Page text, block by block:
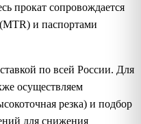
прокат сопровождается
и паспортами
по всей России. Для
осуществляем
резка) и подбор
для снижения